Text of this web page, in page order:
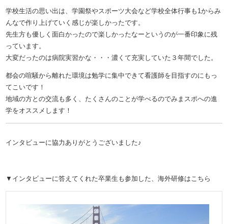
学校生活の思い出は、学園祭やスポーツ大会など学校全体行事も1からみ
んなで作り上げていく感じが楽しかったです。
先生方も優しく面白かったので楽しかったなーというのが一番印象に残
っています。
大変だったのは病院実習かな・・・濃くて充実していた３年間でした。
都会の喧騒から離れた環境は勉学に集中できて看護師を目指すのにもっ
てこいです！
地域の方との交流も多く、たくさんのことが学べるのでみまスポへの進
学をオススメします！
インタビューに協力ありがとうございました♪
▼インタビューに答えてくれた卒業生も参加した、海外研修はこちら